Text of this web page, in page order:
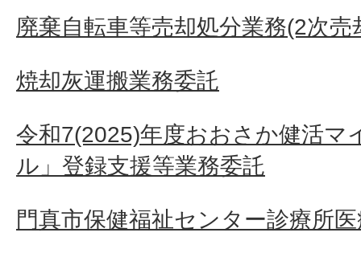
廃棄自転車等売却処分業務(2次売
焼却灰運搬業務委託
令和7(2025)年度おおさか健活マ
ル」登録支援等業務委託
門真市保健福祉センター診療所